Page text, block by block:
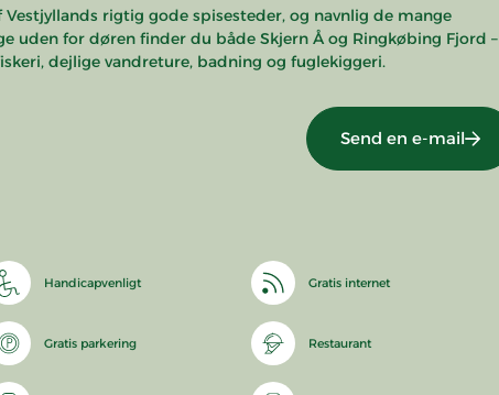
rigtig gode spisesteder, og navnlig de mange
uden for døren finder du både Skjern Å og Ringkøbing Fjord –
dejlige vandreture, badning og fuglekiggeri.
Send en e-mail
Handicapvenligt Gratis internet
Gratis parkering Restaurant